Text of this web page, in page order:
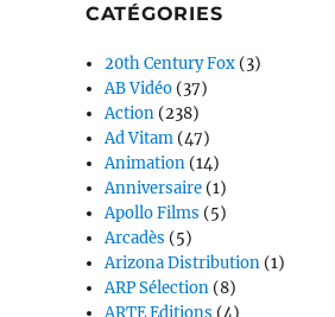
CATÉGORIES
20th Century Fox (3)
AB Vidéo (37)
Action (238)
Ad Vitam (47)
Animation (14)
Anniversaire (1)
Apollo Films (5)
Arcadès (5)
Arizona Distribution (1)
ARP Sélection (8)
ARTE Editions (4)